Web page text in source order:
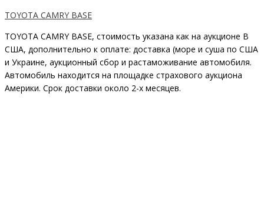
TOYOTA CAMRY BASE
TOYOTA CAMRY BASE, стоимость указана как на аукционе В
США, дополнительно к оплате: доставка (море и суша по США
и Украине, аукционный сбор и растаможивание автомобиля.
Автомобиль находится на площадке страхового аукциона
Америки. Срок доставки около 2-x месяцев.